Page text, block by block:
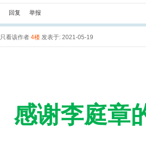
回复
举报
只看该作者 4楼 发表于: 2021-05-19
感谢李庭章